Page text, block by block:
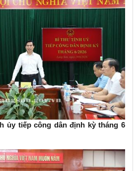
ủy tiếp công dân định kỳ tháng 6